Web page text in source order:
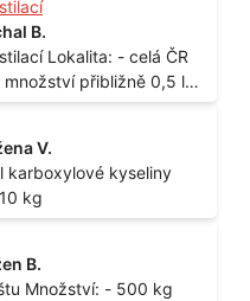
B.
ČR
přibližně 0,5 l
V.
- 10 kg
B.